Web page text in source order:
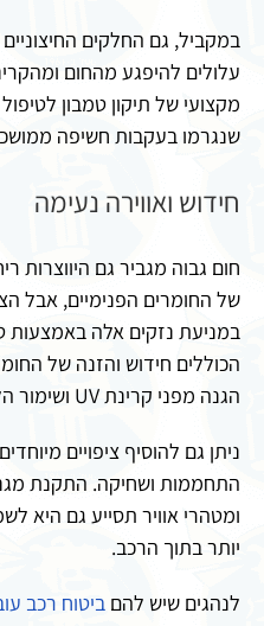
במקביל, גם החלקים
עלולים להיפגע מהחום
מקצועי של תיקון טמבון
שנגרמו בעקבות חשיפה
חידוש ואווירה נעימה
חום גבוה מגביר גם היווצרות
של החומרים הפנימיים, אבל
במניעת נזקים אלה באמצעות
הכוללים חידוש והזנה של
הגנה מפני קרינת UV ושימור הלחות של הפלסטיקה והעור.
ניתן גם להוסיף ציפויים
התחממות ושחיקה. התקנת
ומטהרי אוויר תסייע גם היא
יותר בתוך הרכב.
לנהגים שיש להם ביטוח רכב